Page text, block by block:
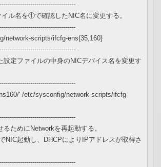
ル名を①で確認したNIC名に変更する。
network-scripts/ifcfg-ens{35,160}
定ファイルの中身のNICデバイス名を変更す
' /etc/sysconfig/network-scripts/ifcfg-
ためにNetworkを再起動する。
NIC起動し、DHCPによりIPアドレスが取得さ